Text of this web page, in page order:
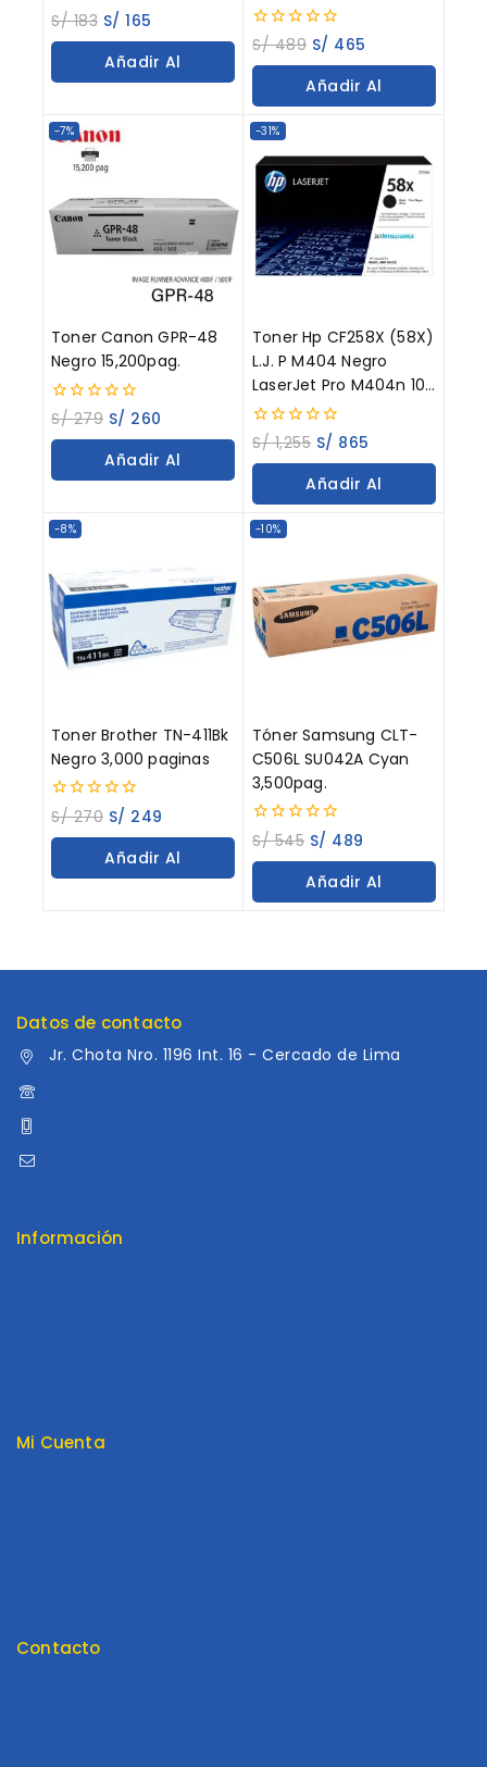
0
out
of
S/183 S/ 165
Añadir Al
0
out
of
S/489 S/ 465
Añadir Al
-7%
Toner Canon GPR-48
Negro 15,200pag.
0
out
of
S/279 S/ 260
Añadir Al
-31%
Toner Hp CF258X (58X)
L.J. P M404 Negro
LaserJet Pro M404n 10K
Paginas
0
out
of
S/1,255 S/ 865
Añadir Al
-8%
Toner Brother TN-411Bk
Negro 3,000 paginas
0
out
of
S/270 S/ 249
Añadir Al
-10%
Tóner Samsung CLT-
C506L SU042A Cyan
3,500pag.
0
out
of
S/545 S/ 489
Añadir Al
Datos de contacto
Jr. Chota Nro. 1196 Int. 16 - Cercado de Lima
Información
Mi Cuenta
Contacto